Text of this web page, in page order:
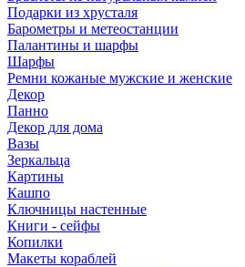
Подарки из хрусталя
Барометры и метеостанции
Палантины и шарфы
Шарфы
Ремни кожаные мужские и женские
Декор
Панно
Декор для дома
Вазы
Зеркальца
Картины
Кашпо
Ключницы настенные
Книги - сейфы
Копилки
Макеты кораблей